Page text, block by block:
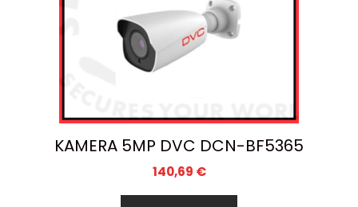
KAMERA 5MP DVC DCN-BF5365
140,69 €